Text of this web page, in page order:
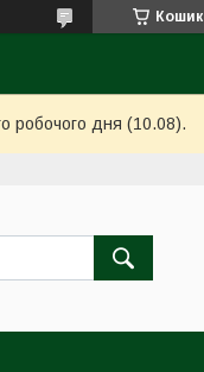
Кошик
робочого дня (10.08).